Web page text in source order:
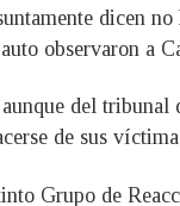
dicen
observaron a
del
de sus
Grupo de